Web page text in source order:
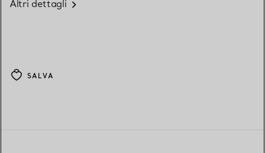
Altri dettagli
SALVA